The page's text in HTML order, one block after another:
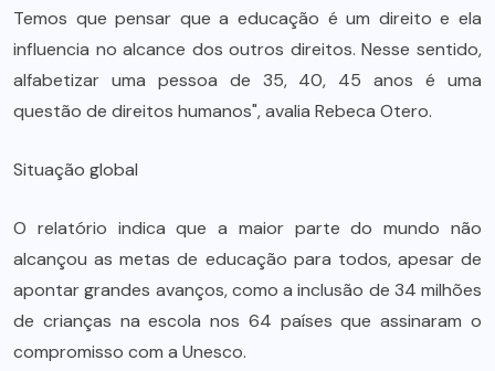
Temos que pensar que a educação é um direito e ela
influencia no alcance dos outros direitos. Nesse sentido,
alfabetizar uma pessoa de 35, 40, 45 anos é uma
questão de direitos humanos", avalia Rebeca Otero.
Situação global
O relatório indica que a maior parte do mundo não
alcançou as metas de educação para todos, apesar de
apontar grandes avanços, como a inclusão de 34 milhões
de crianças na escola nos 64 países que assinaram o
compromisso com a Unesco.